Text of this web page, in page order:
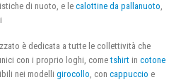
di nuoto, e le calottine da pallanuoto,
è dedicata a tutte le collettività che
con i proprio loghi, cometshirt in cotone
nei modelli girocollo, con cappuccio e